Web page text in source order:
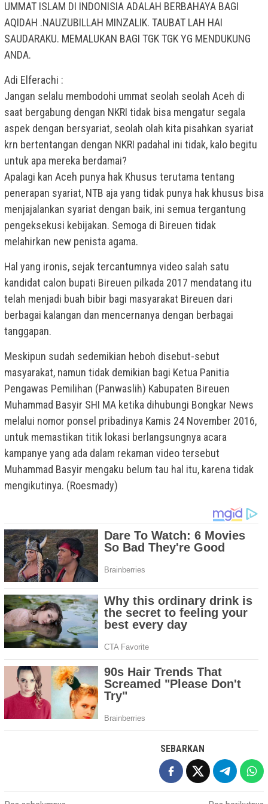
UMMAT ISLAM DI INDONISIA ADALAH BERBAHAYA BAGI
AQIDAH .NAUZUBILLAH MINZALIK. TAUBAT LAH HAI
SAUDARAKU. MEMALUKAN BAGI TGK TGK YG MENDUKUNG
ANDA.
Adi Elferachi :
Jangan selalu membodohi ummat seolah seolah Aceh di
saat bergabung dengan NKRI tidak bisa mengatur segala
aspek dengan bersyariat, seolah olah kita pisahkan syariat
krn bertentangan dengan NKRI padahal ini tidak, kalo begitu
untuk apa mereka berdamai?
Apalagi kan Aceh punya hak Khusus terutama tentang
penerapan syariat, NTB aja yang tidak punya hak khusus bisa
menjajalankan syariat dengan baik, ini semua tergantung
pengeksekusi kebijakan. Semoga di Bireuen tidak
melahirkan new penista agama.
Hal yang ironis, sejak tercantumnya video salah satu
kandidat calon bupati Bireuen pilkada 2017 mendatang itu
telah menjadi buah bibir bagi masyarakat Bireuen dari
berbagai kalangan dan mencernanya dengan berbagai
tanggapan.
Meskipun sudah sedemikian heboh disebut-sebut
masyarakat, namun tidak demikian bagi Ketua Panitia
Pengawas Pemilihan (Panwaslih) Kabupaten Bireuen
Muhammad Basyir SHI MA ketika dihubungi Bongkar News
melalui nomor ponsel pribadinya Kamis 24 November 2016,
untuk memastikan titik lokasi berlangsungnya acara
kampanye yang ada dalam rekaman video tersebut
Muhammad Basyir mengaku belum tau hal itu, karena tidak
mengikutinya. (Roesmady)
SEBARKAN